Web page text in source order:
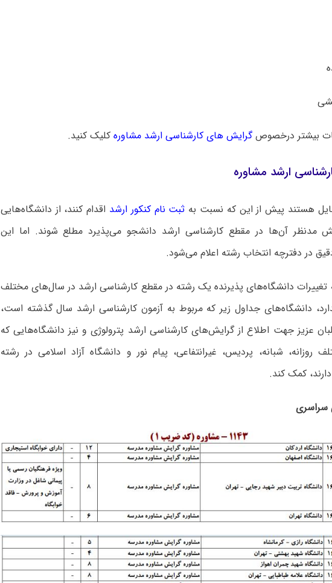
بیشتر درخصوصگرایش های کارشناسی ارشد مشاورهکلیک کنید.
ارشد مشاوره
هستند پیش از این که نسبت به ثبت نام کنکور ارشد اقدام کنند، از دانشگاه‌هایی
مدنظر آن‌ها در مقطع کارشناسی ارشد دانشجو می‌پذیرد مطلع شوند. اما این
در دفترچه انتخاب رشته اعلام می‌شود.
تغییرات دانشگاه‌های پذیرنده یک رشته در مقطع کارشناسی ارشد در سال‌های مختلف
دانشگاه‌های جداول زیر که مربوط به آزمون کارشناسی ارشد سال گذشته است،
عزیز جهت اطلاع از گرایش‌های کارشناسی ارشد ﭘﺘﺮوﻟﻮژی و نیز دانشگاه‌هایی که
روزانه، شبانه، پردیس، غیرانتفاعی، پیام نور و دانشگاه آزاد اﺳﻼمی در رشته
کمک کند.
سراسری